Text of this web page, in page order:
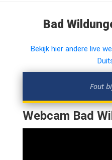
Bad
Bekijk hier andere live
Fout
Webcam Bad